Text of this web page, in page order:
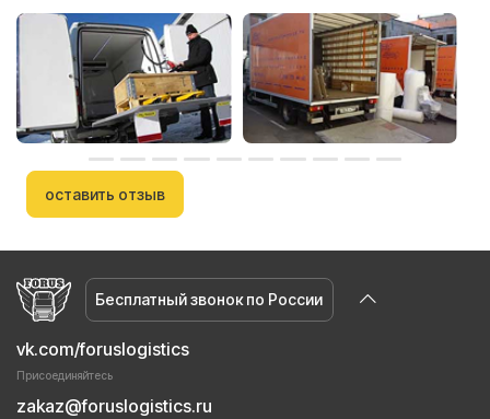
оставить отзыв
Бесплатный звонок по России
vk.com/foruslogistics
Присоединяйтесь
zakaz@foruslogistics.ru